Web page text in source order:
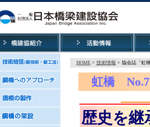
HOME> 技術情報 > 協会誌「虹
虹橋
歴史を継